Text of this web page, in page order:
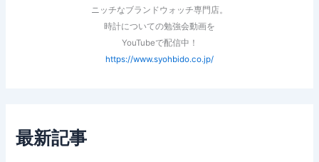
ニッチなブランドウォッチ専門店。
時計についての勉強会動画を
YouTubeで配信中！
https://www.syohbido.co.jp/
最新記事